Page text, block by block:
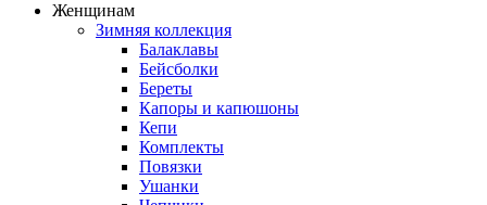
Женщинам
Зимняя коллекция
Балаклавы
Бейсболки
Береты
Капоры и капюшоны
Кепи
Комплекты
Повязки
Ушанки